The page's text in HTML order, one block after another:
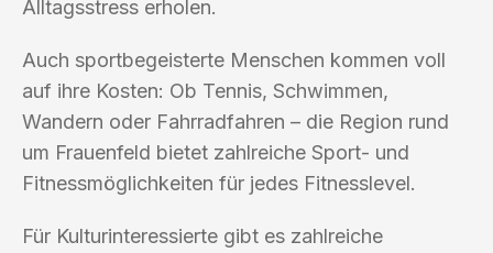
Alltagsstress erholen.
Auch sportbegeisterte Menschen kommen voll
auf ihre Kosten: Ob Tennis, Schwimmen,
Wandern oder Fahrradfahren – die Region rund
um Frauenfeld bietet zahlreiche Sport- und
Fitnessmöglichkeiten für jedes Fitnesslevel.
Für Kulturinteressierte gibt es zahlreiche